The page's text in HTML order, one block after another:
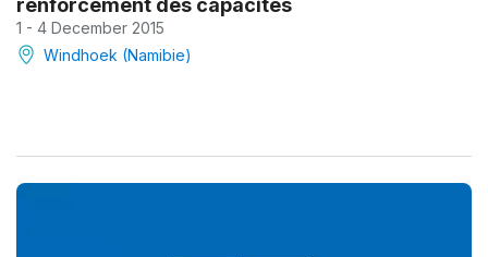
1 - 4 December 2015
Windhoek (Namibie)